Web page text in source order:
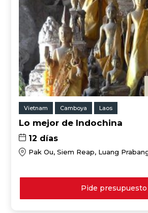
Vietnam Camboya Laos
Lo mejor de Indochina
12 días
Pak Ou, Siem Reap, Luang
Pide presupuesto